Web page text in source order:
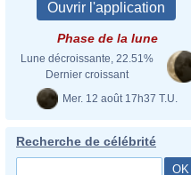
Phase de la lune
Lune décroissante, 22.51%
Dernier croissant
Mer. 12 août 17h37 T.U.
Recherche de célébrité